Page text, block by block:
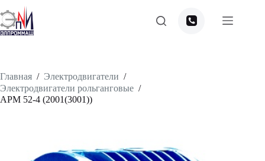
Перейти
к
сути
Главная / Электродвигатели /
Электродвигатели рольганговые /
APM 52-4 (2001(3001))